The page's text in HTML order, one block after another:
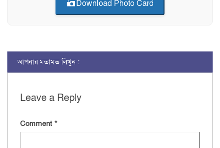
Download Photo Card
আপনার মতামত লিখুন :
Leave a Reply
Comment *